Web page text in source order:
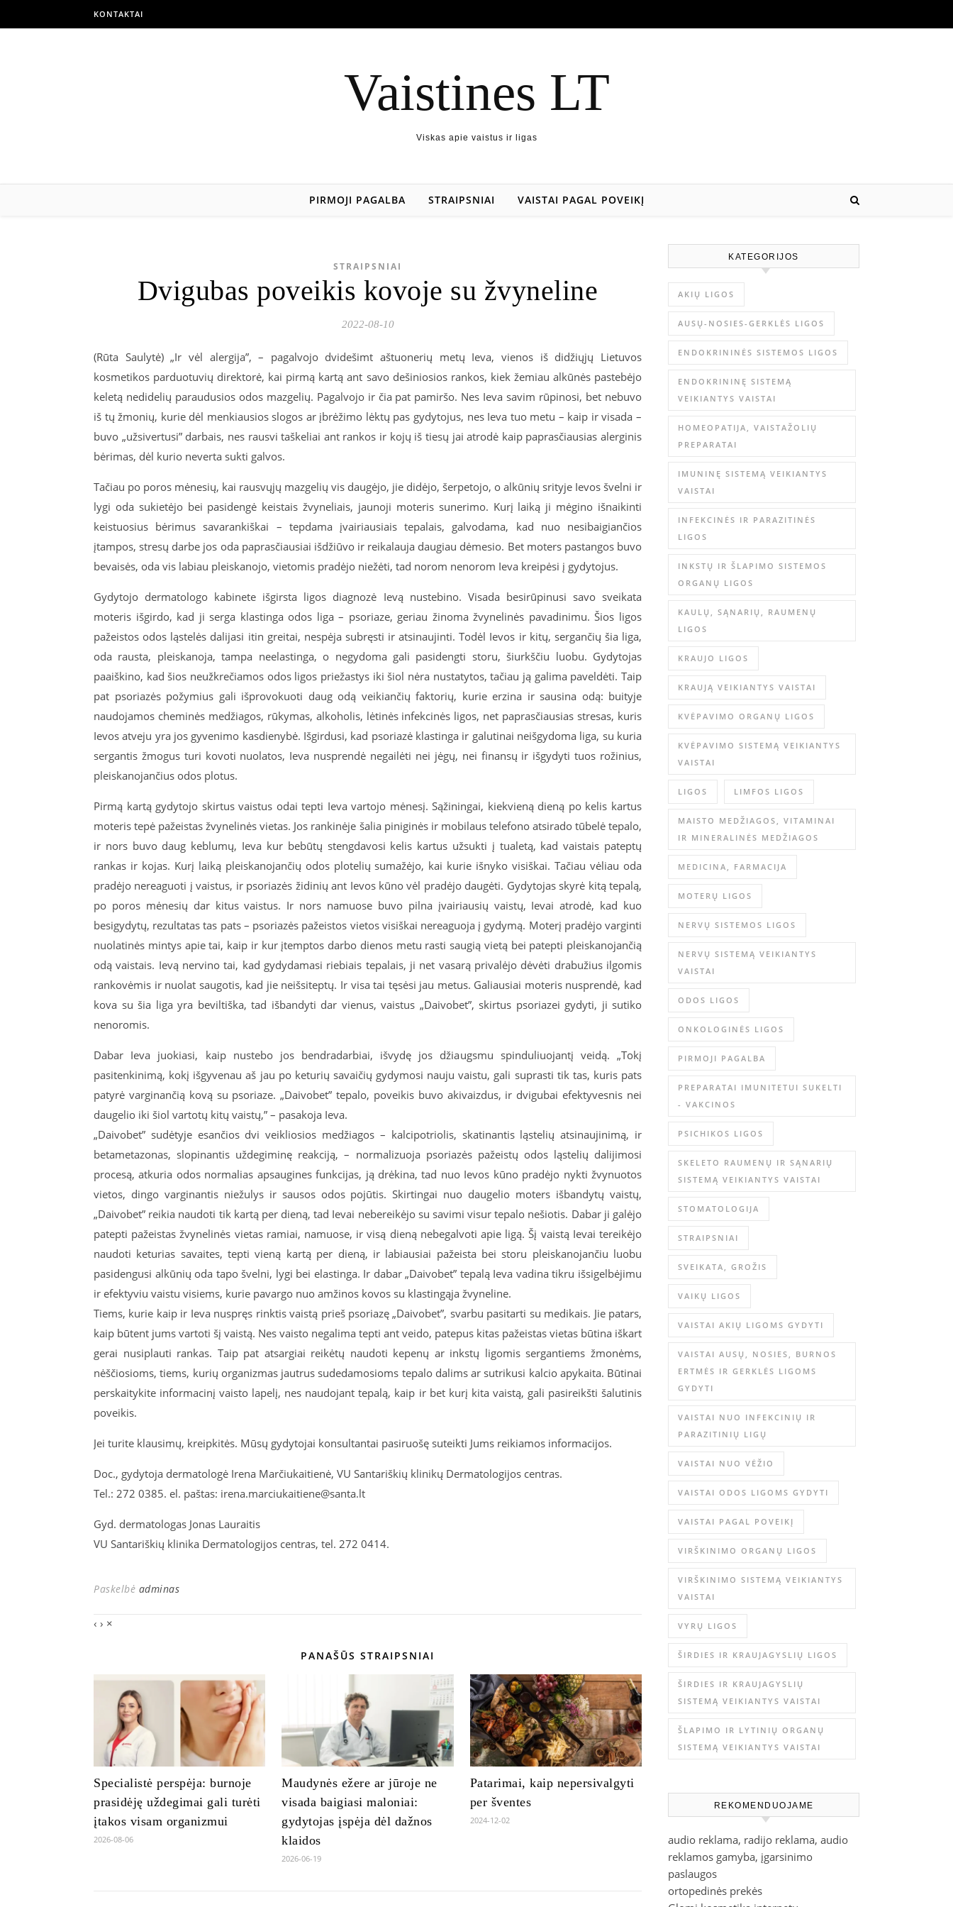
KONTAKTAI
Vaistines LT
Viskas apie vaistus ir ligas
PIRMOJI PAGALBA STRAIPSNIAI VAISTAI PAGAL POVEIKĮ
STRAIPSNIAI
Dvigubas poveikis kovoje su žvyneline
2022-08-10
(Rūta Saulytė) „Ir vėl alergija”, – pagalvojo dvidešimt aštuonerių metų Ieva, vienos iš didžiųjų Lietuvos
kosmetikos parduotuvių direktorė, kai pirmą kartą ant savo dešiniosios rankos, kiek žemiau alkūnės pastebėjo
keletą nedidelių paraudusios odos mazgelių. Pagalvojo ir čia pat pamiršo. Nes Ieva savim rūpinosi, bet nebuvo
iš tų žmonių, kurie dėl menkiausios slogos ar įbrėžimo lėktų pas gydytojus, nes Ieva tuo metu – kaip ir visada –
buvo „užsivertusi” darbais, nes rausvi taškeliai ant rankos ir kojų iš tiesų jai atrodė kaip paprasčiausias alerginis
bėrimas, dėl kurio neverta sukti galvos.
Tačiau po poros mėnesių, kai rausvųjų mazgelių vis daugėjo, jie didėjo, šerpetojo, o alkūnių srityje Ievos švelni ir
lygi oda sukietėjo bei pasidengė keistais žvyneliais, jaunoji moteris sunerimo. Kurį laiką ji mėgino išnaikinti
keistuosius bėrimus savarankiškai – tepdama įvairiausiais tepalais, galvodama, kad nuo nesibaigiančios
įtampos, stresų darbe jos oda paprasčiausiai išdžiūvo ir reikalauja daugiau dėmesio. Bet moters pastangos buvo
bevaisės, oda vis labiau pleiskanojo, vietomis pradėjo niežėti, tad norom nenorom Ieva kreipėsi į gydytojus.
Gydytojo dermatologo kabinete išgirsta ligos diagnozė Ievą nustebino. Visada besirūpinusi savo sveikata
moteris išgirdo, kad ji serga klastinga odos liga – psoriaze, geriau žinoma žvynelinės pavadinimu. Šios ligos
pažeistos odos ląstelės dalijasi itin greitai, nespėja subręsti ir atsinaujinti. Todėl Ievos ir kitų, sergančių šia liga,
oda rausta, pleiskanoja, tampa neelastinga, o negydoma gali pasidengti storu, šiurkščiu luobu. Gydytojas
paaiškino, kad šios neužkrečiamos odos ligos priežastys iki šiol nėra nustatytos, tačiau ją galima paveldėti. Taip
pat psoriazės požymius gali išprovokuoti daug odą veikiančių faktorių, kurie erzina ir sausina odą: buityje
naudojamos cheminės medžiagos, rūkymas, alkoholis, lėtinės infekcinės ligos, net paprasčiausias stresas, kuris
Ievos atveju yra jos gyvenimo kasdienybė. Išgirdusi, kad psoriazė klastinga ir galutinai neišgydoma liga, su kuria
sergantis žmogus turi kovoti nuolatos, Ieva nusprendė negailėti nei jėgų, nei finansų ir išgydyti tuos rožinius,
pleiskanojančius odos plotus.
Pirmą kartą gydytojo skirtus vaistus odai tepti Ieva vartojo mėnesį. Sąžiningai, kiekvieną dieną po kelis kartus
moteris tepė pažeistas žvynelinės vietas. Jos rankinėje šalia piniginės ir mobilaus telefono atsirado tūbelė tepalo,
ir nors buvo daug keblumų, Ieva kur bebūtų stengdavosi kelis kartus užsukti į tualetą, kad vaistais pateptų
rankas ir kojas. Kurį laiką pleiskanojančių odos plotelių sumažėjo, kai kurie išnyko visiškai. Tačiau vėliau oda
pradėjo nereaguoti į vaistus, ir psoriazės židinių ant Ievos kūno vėl pradėjo daugėti. Gydytojas skyrė kitą tepalą,
po poros mėnesių dar kitus vaistus. Ir nors namuose buvo pilna įvairiausių vaistų, Ievai atrodė, kad kuo
besigydytų, rezultatas tas pats – psoriazės pažeistos vietos visiškai nereaguoja į gydymą. Moterį pradėjo varginti
nuolatinės mintys apie tai, kaip ir kur įtemptos darbo dienos metu rasti saugią vietą bei patepti pleiskanojančią
odą vaistais. Ievą nervino tai, kad gydydamasi riebiais tepalais, ji net vasarą privalėjo dėvėti drabužius ilgomis
rankovėmis ir nuolat saugotis, kad jie neišsiteptų. Ir visa tai tęsėsi jau metus. Galiausiai moteris nusprendė, kad
kova su šia liga yra beviltiška, tad išbandyti dar vienus, vaistus „Daivobet”, skirtus psoriazei gydyti, ji sutiko
nenoromis.
Dabar Ieva juokiasi, kaip nustebo jos bendradarbiai, išvydę jos džiaugsmu spinduliuojantį veidą. „Tokį
pasitenkinimą, kokį išgyvenau aš jau po keturių savaičių gydymosi nauju vaistu, gali suprasti tik tas, kuris pats
patyrė varginančią kovą su psoriaze. „Daivobet” tepalo, poveikis buvo akivaizdus, ir dvigubai efektyvesnis nei
daugelio iki šiol vartotų kitų vaistų,” – pasakoja Ieva.
„Daivobet” sudėtyje esančios dvi veikliosios medžiagos – kalcipotriolis, skatinantis ląstelių atsinaujinimą, ir
betametazonas, slopinantis uždegiminę reakciją, – normalizuoja psoriazės pažeistų odos ląstelių dalijimosi
procesą, atkuria odos normalias apsaugines funkcijas, ją drėkina, tad nuo Ievos kūno pradėjo nykti žvynuotos
vietos, dingo varginantis niežulys ir sausos odos pojūtis. Skirtingai nuo daugelio moters išbandytų vaistų,
„Daivobet” reikia naudoti tik kartą per dieną, tad Ievai nebereikėjo su savimi visur tepalo nešiotis. Dabar ji galėjo
patepti pažeistas žvynelinės vietas ramiai, namuose, ir visą dieną nebegalvoti apie ligą. Šį vaistą Ievai tereikėjo
naudoti keturias savaites, tepti vieną kartą per dieną, ir labiausiai pažeista bei storu pleiskanojančiu luobu
pasidengusi alkūnių oda tapo švelni, lygi bei elastinga. Ir dabar „Daivobet” tepalą Ieva vadina tikru išsigelbėjimu
ir efektyviu vaistu visiems, kurie pavargo nuo amžinos kovos su klastingąja žvyneline.
Tiems, kurie kaip ir Ieva nuspręs rinktis vaistą prieš psoriazę „Daivobet”, svarbu pasitarti su medikais. Jie patars,
kaip būtent jums vartoti šį vaistą. Nes vaisto negalima tepti ant veido, patepus kitas pažeistas vietas būtina iškart
gerai nusiplauti rankas. Taip pat atsargiai reikėtų naudoti kepenų ar inkstų ligomis sergantiems žmonėms,
nėščiosioms, tiems, kurių organizmas jautrus sudedamosioms tepalo dalims ar sutrikusi kalcio apykaita. Būtinai
perskaitykite informacinį vaisto lapelį, nes naudojant tepalą, kaip ir bet kurį kita vaistą, gali pasireikšti šalutinis
poveikis.
Jei turite klausimų, kreipkitės. Mūsų gydytojai konsultantai pasiruošę suteikti Jums reikiamos informacijos.
Doc., gydytoja dermatologė Irena Marčiukaitienė, VU Santariškių klinikų Dermatologijos centras.
Tel.: 272 0385. el. paštas: irena.marciukaitiene@santa.lt
Gyd. dermatologas Jonas Lauraitis
VU Santariškių klinika Dermatologijos centras, tel. 272 0414.
Paskelbė adminas
‹ › ×
PANAŠŪS STRAIPSNIAI
Specialistė perspėja: burnoje
prasidėję uždegimai gali turėti
įtakos visam organizmui
2026-08-06
Maudynės ežere ar jūroje ne
visada baigiasi maloniai:
gydytojas įspėja dėl dažnos
klaidos
2026-06-19
Patarimai, kaip nepersivalgyti
per šventes
2024-12-02
KATEGORIJOS
AKIŲ LIGOS
AUSŲ-NOSIES-GERKLĖS LIGOS
ENDOKRININĖS SISTEMOS LIGOS
ENDOKRININĘ SISTEMĄ
VEIKIANTYS VAISTAI
HOMEOPATIJA, VAISTAŽOLIŲ
PREPARATAI
IMUNINĘ SISTEMĄ VEIKIANTYS
VAISTAI
INFEKCINĖS IR PARAZITINĖS
LIGOS
INKSTŲ IR ŠLAPIMO SISTEMOS
ORGANŲ LIGOS
KAULŲ, SĄNARIŲ, RAUMENŲ
LIGOS
KRAUJO LIGOS
KRAUJĄ VEIKIANTYS VAISTAI
KVĖPAVIMO ORGANŲ LIGOS
KVĖPAVIMO SISTEMĄ VEIKIANTYS
VAISTAI
LIGOS LIMFOS LIGOS
MAISTO MEDŽIAGOS, VITAMINAI
IR MINERALINĖS MEDŽIAGOS
MEDICINA, FARMACIJA
MOTERŲ LIGOS
NERVŲ SISTEMOS LIGOS
NERVŲ SISTEMĄ VEIKIANTYS
VAISTAI
ODOS LIGOS
ONKOLOGINĖS LIGOS
PIRMOJI PAGALBA
PREPARATAI IMUNITETUI SUKELTI
- VAKCINOS
PSICHIKOS LIGOS
SKELETO RAUMENŲ IR SĄNARIŲ
SISTEMĄ VEIKIANTYS VAISTAI
STOMATOLOGIJA
STRAIPSNIAI
SVEIKATA, GROŽIS
VAIKŲ LIGOS
VAISTAI AKIŲ LIGOMS GYDYTI
VAISTAI AUSŲ, NOSIES, BURNOS
ERTMĖS IR GERKLĖS LIGOMS
GYDYTI
VAISTAI NUO INFEKCINIŲ IR
PARAZITINIŲ LIGŲ
VAISTAI NUO VĖŽIO
VAISTAI ODOS LIGOMS GYDYTI
VAISTAI PAGAL POVEIKĮ
VIRŠKINIMO ORGANŲ LIGOS
VIRŠKINIMO SISTEMĄ VEIKIANTYS
VAISTAI
VYRŲ LIGOS
ŠIRDIES IR KRAUJAGYSLIŲ LIGOS
ŠIRDIES IR KRAUJAGYSLIŲ
SISTEMĄ VEIKIANTYS VAISTAI
ŠLAPIMO IR LYTINIŲ ORGANŲ
SISTEMĄ VEIKIANTYS VAISTAI
REKOMENDUOJAME
audio reklama, radijo reklama, audio
reklamos gamyba, įgarsinimo
paslaugos
ortopedinės prekės